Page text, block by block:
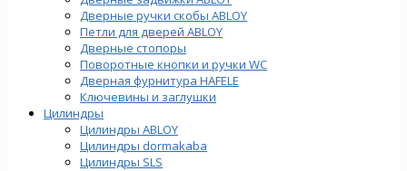
Дверные ручки скобы ABLOY
Петли для дверей ABLOY
Дверные стопоры
Поворотные кнопки и ручки WC
Дверная фурнитура HAFELE
Ключевины и заглушки
Цилиндры
Цилиндры ABLOY
Цилиндры dormakaba
Цилиндры SLS